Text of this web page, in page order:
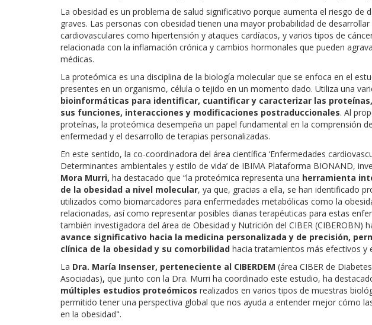
La obesidad es un problema de salud significativo porque aumenta el riesgo de
graves. Las personas con obesidad tienen una mayor probabilidad de
cardiovasculares como hipertensión y ataques cardíacos, y varios tipos de
relacionada con la inflamación crónica y cambios hormonales que pueden
médicas.
La proteómica es una disciplina de la biología molecular que se enfoca en el
presentes en un organismo, célula o tejido en un momento dado. Utiliza una
bioinformáticas para identificar, cuantificar y caracterizar las
sus funciones, interacciones y modificaciones postraduccionales. Al
proteínas, la proteómica desempeña un papel fundamental en la comprensión
enfermedad y el desarrollo de terapias personalizadas.
En este sentido, la co-coordinadora del área científica ‘Enfermedades
Determinantes ambientales y estilo de vida’ de IBIMA Plataforma BIONAND,
Mora Murri, ha destacado que “la proteómica representa una herramienta
de la obesidad a nivel molecular, ya que, gracias a ella, se han identificado
utilizados como biomarcadores para enfermedades metabólicas como la
relacionadas, así como representar posibles dianas terapéuticas para estas
también investigadora del área de Obesidad y Nutrición del CIBER (CIBEROBN)
avance significativo hacia la medicina personalizada y de precisión,
clínica de la obesidad y su comorbilidad hacia tratamientos más efectivos y
La Dra. María Insenser, perteneciente al CIBERDEM (área CIBER de
Asociadas), que junto con la Dra. Murri ha coordinado este estudio, ha
múltiples estudios proteómicos realizados en varios tipos de muestras
permitido tener una perspectiva global que nos ayuda a entender mejor cómo
en la obesidad".